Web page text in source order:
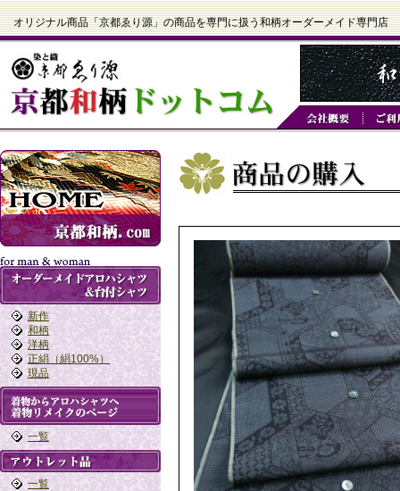
オリジナル商品「京都ゑり源」の商品を専門に扱う和柄オーダーメイド専門店
新作
和柄
洋柄
正絹（絹100%）
現品
一覧
一覧